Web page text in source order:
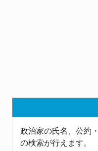
政治家の氏名、公約
の検索が行えます。